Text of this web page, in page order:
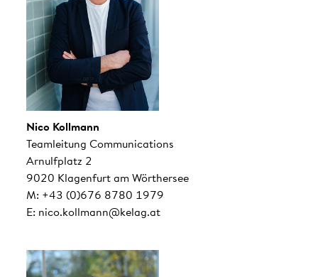
Nico Kollmann
Teamleitung Communications
Arnulfplatz 2
9020 Klagenfurt am Wörthersee
M: +43 (0)676 8780 1979
E: nico.kollmann@kelag.at